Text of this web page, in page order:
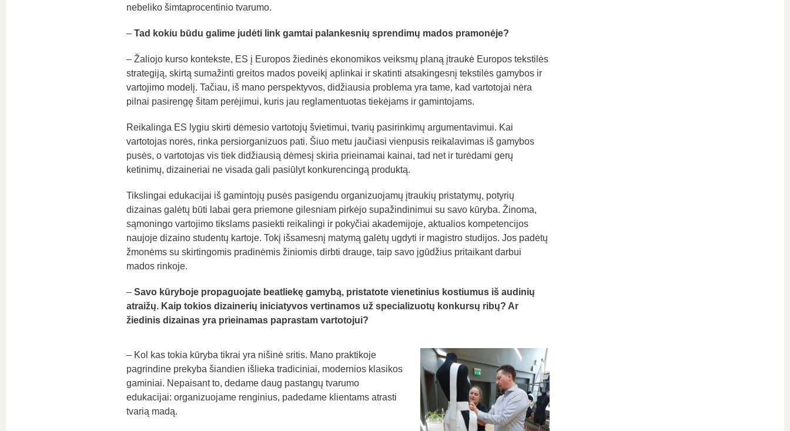
nebeliko šimtaprocentinio tvarumo.
–Tad kokiu būdu galime judėti link gamtai palankesnių sprendimų mados pramonėje?
– Žaliojo kurso kontekste, ES į Europos žiedinės ekonomikos veiksmų planą įtraukė Europos tekstilės
strategiją, skirtą sumažinti greitos mados poveikį aplinkai ir skatinti atsakingesnį tekstilės gamybos ir
vartojimo modelį. Tačiau, iš mano perspektyvos, didžiausia problema yra tame, kad vartotojai nėra
pilnai pasirengę šitam perėjimui, kuris jau reglamentuotas tiekėjams ir gamintojams.
Reikalinga ES lygiu skirti dėmesio vartotojų švietimui, tvarių pasirinkimų argumentavimui. Kai
vartotojas norės, rinka persiorganizuos pati. Šiuo metu jaučiasi vienpusis reikalavimas iš gamybos
pusės, o vartotojas vis tiek didžiausią dėmesį skiria prieinamai kainai, tad net ir turėdami gerų
ketinimų, dizaineriai ne visada gali pasiūlyt konkurencingą produktą.
Tikslingai edukacijai iš gamintojų pusės pasigendu organizuojamų įtraukių pristatymų, potyrių
dizainas galėtų būti labai gera priemone gilesniam pirkėjo supažindinimui su savo kūryba. Žinoma,
sąmoningo vartojimo tikslams pasiekti reikalingi ir pokyčiai akademijoje, aktualios kompetencijos
naujoje dizaino studentų kartoje. Tokį išsamesnį matymą galėtų ugdyti ir magistro studijos. Jos padėtų
žmonėms su skirtingomis pradinėmis žiniomis dirbti drauge, taip savo įgūdžius pritaikant darbui
mados rinkoje.
–Savo kūryboje propaguojate beatliekę gamybą, pristatote vienetinius kostiumus iš audinių
atraižų. Kaip tokios dizainerių iniciatyvos vertinamos už specializuotų konkursų ribų? Ar
žiedinis dizainas yra prieinamas paprastam vartotojui?
– Kol kas tokia kūryba tikrai yra nišinė sritis. Mano praktikoje
pagrindine prekyba šiandien išlieka tradiciniai, modernios klasikos
gaminiai. Nepaisant to, dedame daug pastangų tvarumo
edukacijai: organizuojame renginius, padedame klientams atrasti
tvarią madą.